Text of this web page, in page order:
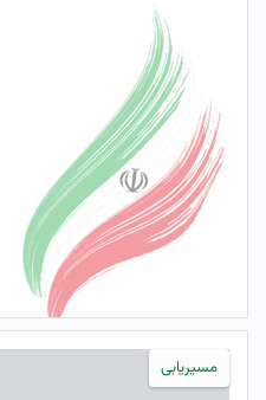
مسیریابی